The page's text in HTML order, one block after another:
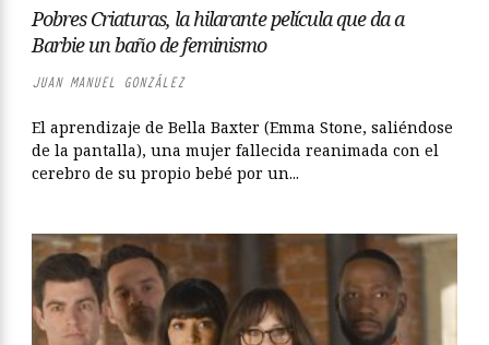
Pobres Criaturas, la hilarante película que da a
Barbie un baño de feminismo
JUAN MANUEL GONZÁLEZ
El aprendizaje de Bella Baxter (Emma Stone, saliéndose
de la pantalla), una mujer fallecida reanimada con el
cerebro de su propio bebé por un...